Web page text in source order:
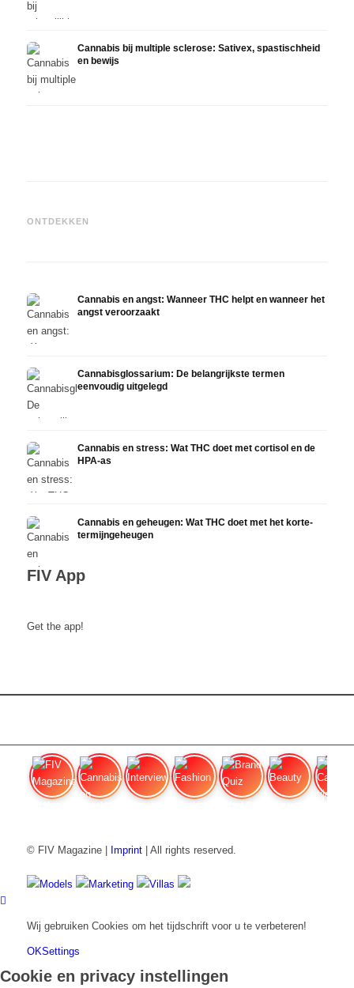
Cannabis bij multiple sclerose: Sativex, spastischheid
en bewijs
ONTDEKKEN
Epidiolex en de huidige stand
Cannabis en angst: Wanneer THC helpt en wanneer het
angst veroorzaakt
Cannabisglossarium: De belangrijkste termen
eenvoudig uitgelegd
Cannabis en stress: Wat THC doet met cortisol en de
HPA-as
Cannabis en geheugen: Wat THC doet met het korte-
termijngeheugen
FIV App
Get the app!
© FIV Magazine | Imprint| All rights reserved.
Models Marketing Villas
Wij gebruiken Cookies om het tijdschrift voor u te verbeteren!
OKSettings
Cookie en privacy instellingen